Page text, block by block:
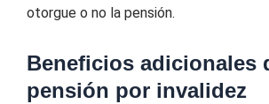
otorgue o no la pensión.
Beneficios adicionales
pensión por invalidez